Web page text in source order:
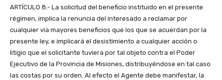
ARTÍCULO 8.- La solicitud del beneficio instituido en el presente
régimen, implica la renuncia del interesado a reclamar por
cualquier vía mayores beneficios que los que se acuerdan por la
presente ley, e implicará el desistimiento a cualquier acción o
litigio que el solicitante tuviera por tal objeto contra el Poder
Ejecutivo de la Provincia de Misiones, distribuyéndose en tal caso
las costas por su orden. Al efecto el Agente debe manifestar, la